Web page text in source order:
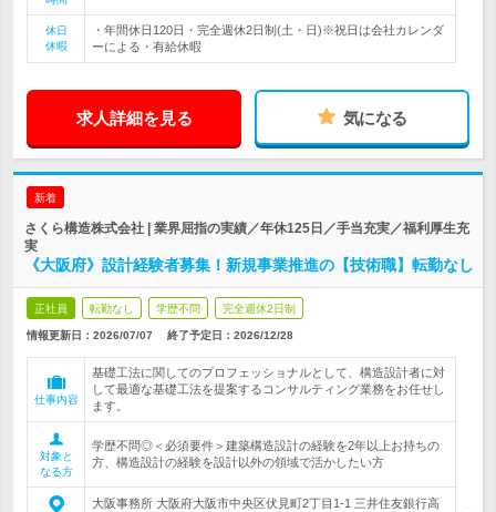
休日
休暇
・年間休日120日・完全週休2日制(土・日)※祝日は会社カレンダ
ーによる・有給休暇
求人詳細を見る 気になる
新着
さくら構造株式会社 | 業界屈指の実績／年休125日／手当充実／福利厚生充
実
《大阪府》設計経験者募集！新規事業推進の【技術職】転勤なし
正社員 転勤なし 学歴不問 完全週休2日制
情報更新日：2026/07/07 終了予定日： 2026/12/28
仕事内容
基礎工法に関してのプロフェッショナルとして、構造設計者に対
して最適な基礎工法を提案するコンサルティング業務をお任せし
ます。
対象と
なる方
学歴不問◎＜必須要件＞建築構造設計の経験を2年以上お持ちの
方、構造設計の経験を設計以外の領域で活かしたい方
大阪事務所 大阪府大阪市中央区伏見町2丁目1-1 三井住友銀行高